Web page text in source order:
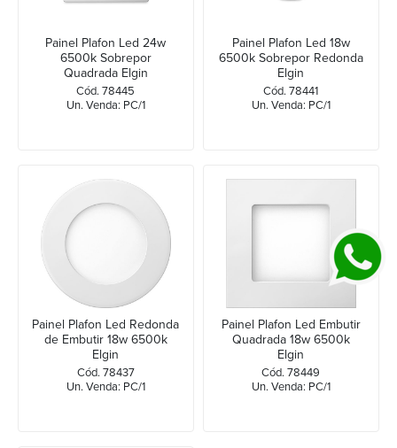
Painel Plafon Led 24w
6500k Sobrepor
Quadrada Elgin
Cód. 78445
Un. Venda: PC/1
Painel Plafon Led 18w
6500k Sobrepor Redonda
Elgin
Cód. 78441
Un. Venda: PC/1
Painel Plafon Led Redonda
de Embutir 18w 6500k
Elgin
Cód. 78437
Un. Venda: PC/1
Painel Plafon Led Embutir
Quadrada 18w 6500k
Elgin
Cód. 78449
Un. Venda: PC/1